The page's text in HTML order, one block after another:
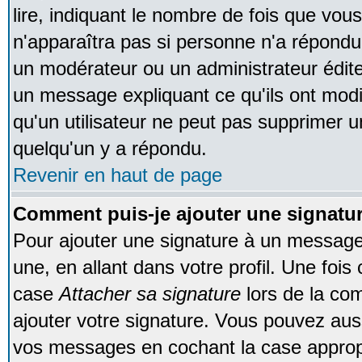
lire, indiquant le nombre de fois que
n'apparaîtra pas si personne n'a
un modérateur ou un administrateur
un message expliquant ce qu'ils ont
qu'un utilisateur ne peut pas supprimer
quelqu'un y a répondu.
Revenir en haut de page
Comment puis-je ajouter une
Pour ajouter une signature à un
une, en allant dans votre profil. Une fois
caseAttacher sa signature lors de la
ajouter votre signature. Vous pouvez
vos messages en cochant la case